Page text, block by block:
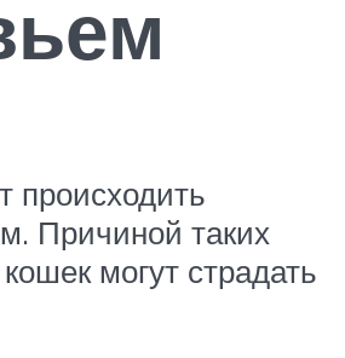
происходить
Причиной таких
могут страдать